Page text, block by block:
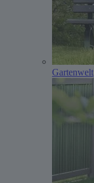
Gartenwelt